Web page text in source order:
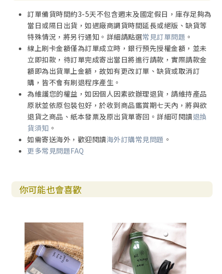
訂單備貨時間約3-5天不包含週末及國定假日，庫存足夠為
當日或隔日出貨，如遇廠商調貨時間延長或絕版、缺貨等
特殊情況，將另行通知。詳細請點選常見訂單問題 。
線上刷卡金額僅為訂單成立時，銀行預先授權金額，並未
立即扣款，待訂單完成寄出當日將進行請款，實際請款金
額即為出貨單上金額，故如有更改訂單、缺貨或取消訂
購，皆不會有刷退程序產生。
為維護您的權益，如因個人因素欲辦理退貨，請維持產品
原狀並依原包裝包好，於收到商品鑑賞期七天內，將與欲
退貨之商品、紙本發票及原出貨單寄回。詳細可閱讀退換
貨須知 。
如需寄送海外，歡迎閱讀海外訂購常見問題 。
更多常見問題FAQ
你可能也會喜歡